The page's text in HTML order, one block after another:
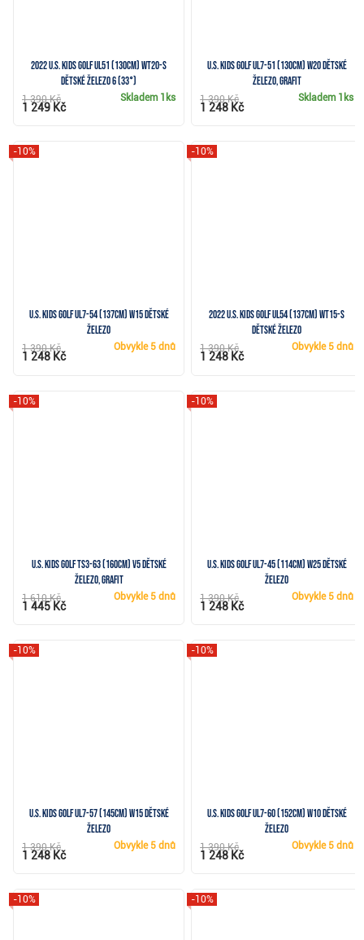
2022 U.S. Kids Golf UL51 (130cm) WT20-s
dětské železo 6 (33°)
Skladem 1ks
1 390 Kč
1 249 Kč
U.S. Kids Golf UL7-51 (130cm) W20 dětské
železo, grafit
Skladem 1ks
1 390 Kč
1 248 Kč
U.S. Kids Golf UL7-54 (137cm) W15 dětské
železo
-10%
Obvykle 5 dnů
1 390 Kč
1 248 Kč
2022 U.S. Kids Golf UL54 (137cm) WT15-S
dětské železo
-10%
Obvykle 5 dnů
1 390 Kč
1 248 Kč
U.S. Kids Golf TS3-63 (160cm) V5 dětské
železo, grafit
-10%
Obvykle 5 dnů
1 610 Kč
1 445 Kč
U.S. Kids Golf UL7-45 (114cm) W25 dětské
železo
-10%
Obvykle 5 dnů
1 390 Kč
1 248 Kč
U.S. Kids Golf UL7-57 (145cm) W15 dětské
železo
-10%
Obvykle 5 dnů
1 390 Kč
1 248 Kč
U.S. Kids Golf UL7-60 (152cm) W10 dětské
železo
-10%
Obvykle 5 dnů
1 390 Kč
1 248 Kč
-10% -10%